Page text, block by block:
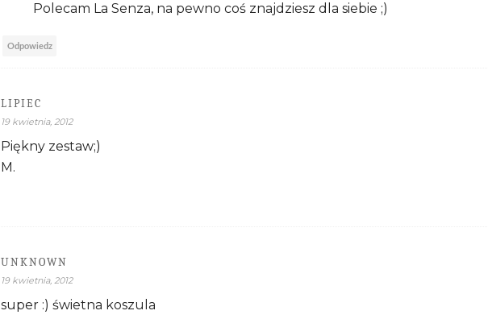
Polecam La Senza, na pewno coś znajdziesz dla siebie ;)
Odpowiedz
LIPIEC
19 kwietnia, 2012
Piękny zestaw;)
M.
UNKNOWN
19 kwietnia, 2012
super :) świetna koszula